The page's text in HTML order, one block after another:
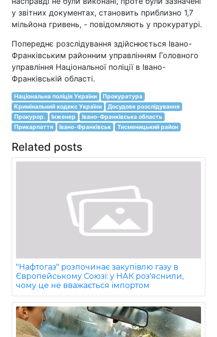
у звітних документах, становить приблизно 1,7
мільйона гривень, - повідомляють у прокуратурі.
Попереднє розслідування здійснюється Івано-
Франківським районним управлінням Головного
управління Національної поліції в Івано-
Франківській області.
Національна поліція України
Прокуратура
Кримінальний кодекс України
Досудове розслідування
Прокурор.
Інженер
Івано-Франківська область
Прикарпаття
Івано-Франківськ Тисменицький район
Related posts
"Нафтогаз" розпочинає закупівлю газу в
Європейському Союзі: у НАК роз'яснили,
чому це не вважається імпортом